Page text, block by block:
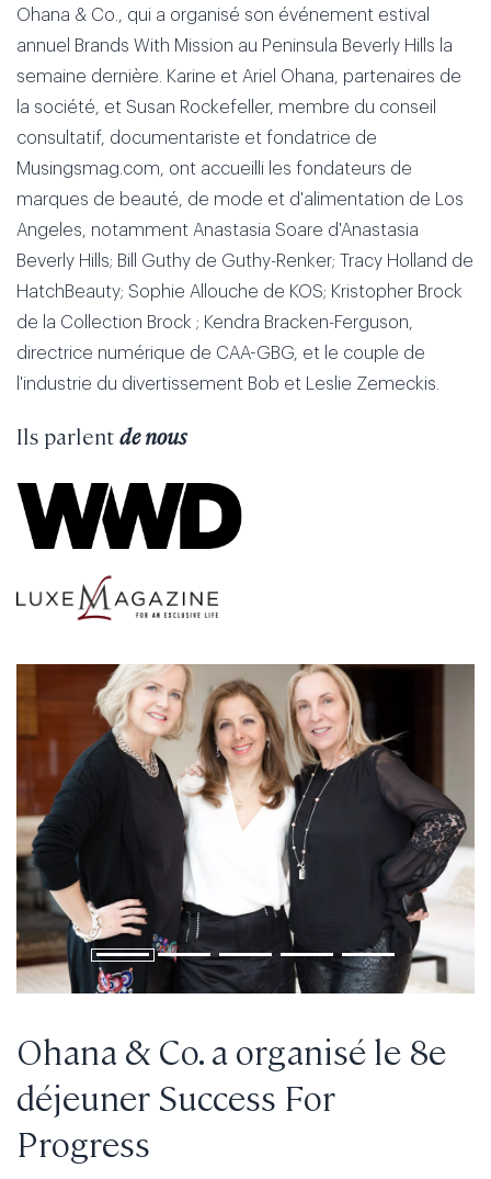
Ohana & Co., qui a organisé son événement estival
annuel Brands With Mission au Peninsula Beverly Hills la
semaine dernière. Karine et Ariel Ohana, partenaires de
la société, et Susan Rockefeller, membre du conseil
consultatif, documentariste et fondatrice de
Musingsmag.com, ont accueilli les fondateurs de
marques de beauté, de mode et d'alimentation de Los
Angeles, notamment Anastasia Soare d'Anastasia
Beverly Hills; Bill Guthy de Guthy-Renker; Tracy Holland de
HatchBeauty; Sophie Allouche de KOS; Kristopher Brock
de la Collection Brock ; Kendra Bracken-Ferguson,
directrice numérique de CAA-GBG, et le couple de
l'industrie du divertissement Bob et Leslie Zemeckis.
Ils parlentde nous
Ohana & Co. a organisé le 8e
déjeuner Success For
Progress